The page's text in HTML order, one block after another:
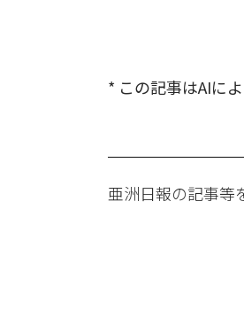
* この記事はAIに
亜洲日報の記事等